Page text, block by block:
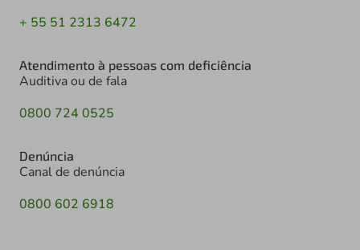
+ 55 51 2313 6472
Atendimento à pessoas com deficiência
Auditiva ou de fala
0800 724 0525
Denúncia
Canal de denúncia
0800 602 6918